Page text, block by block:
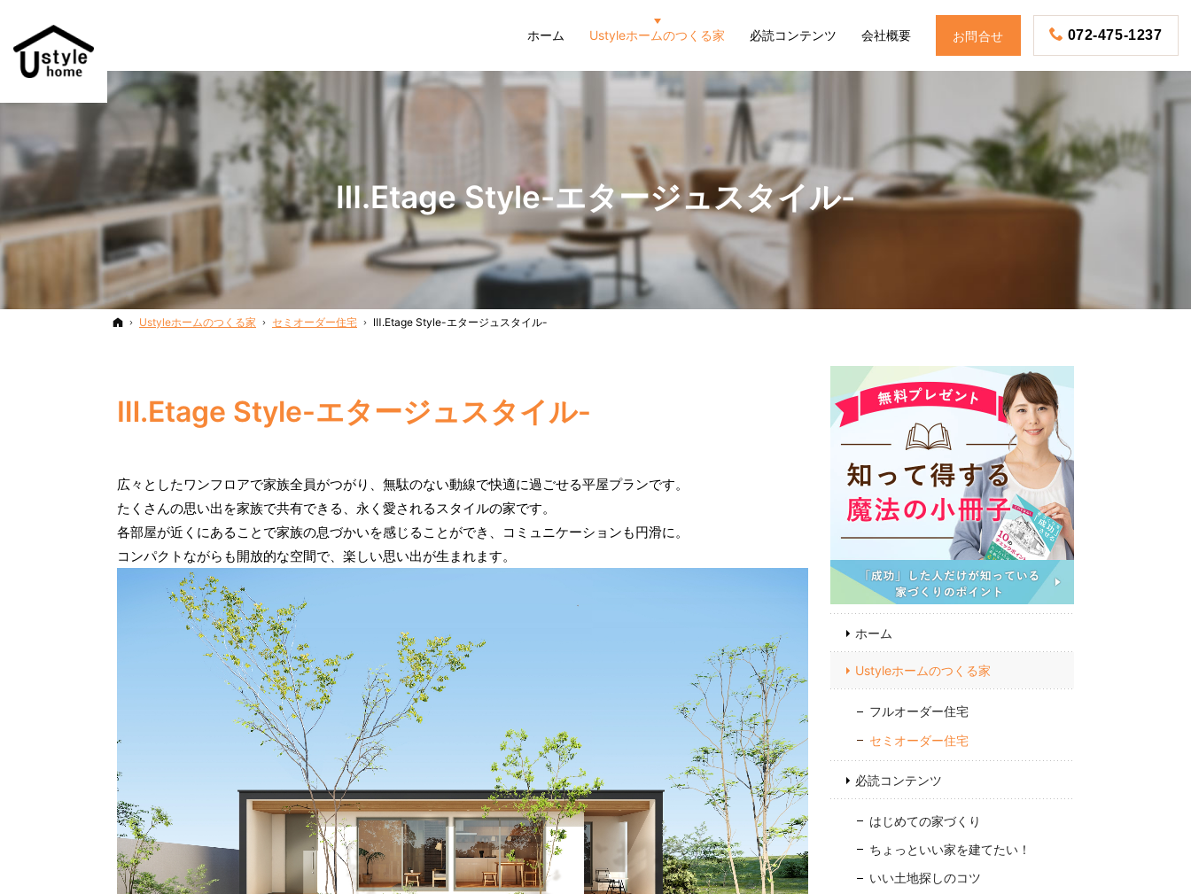
Ⅲ.Etage Style-エタージュスタイル-
ホーム
Ustyleホームのつくる家 セミオーダー住宅 Ⅲ.Etage Style-エタージュスタイル-
Ⅲ.Etage Style-エタージュスタイル-
広々としたワンフロアで家族全員がつがり、無駄のない動線で快適に過ごせる平屋プランです。
たくさんの思い出を家族で共有できる、永く愛されるスタイルの家です。
各部屋が近くにあることで家族の息づかいを感じることができ、コミュニケーションも円滑に。
コンパクトながらも開放的な空間で、楽しい思い出が生まれます。
ホーム
Ustyleホームのつくる家
フルオーダー住宅
セミオーダー住宅
必読コンテンツ
はじめての家づくり
ちょっといい家を建てたい！
いい土地探しのコツ
ホーム Ustyleホームのつくる家 必読コンテンツ 会社概要 お問合せ 072-475-1237